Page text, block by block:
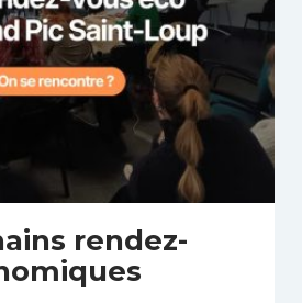
rendez-